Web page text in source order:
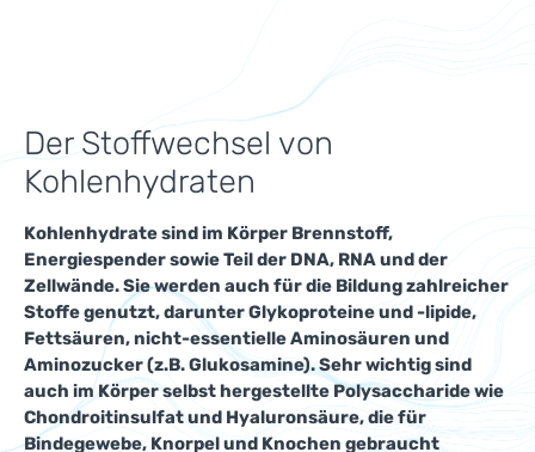
Der Stoffwechsel von
Kohlenhydraten
Kohlenhydrate sind im Körper Brennstoff,
Energiespender sowie Teil der DNA, RNA und der
Zellwände. Sie werden auch für die Bildung zahlreicher
Stoffe genutzt, darunter Glykoproteine und -lipide,
Fettsäuren, nicht-essentielle Aminosäuren und
Aminozucker (z.B. Glukosamine). Sehr wichtig sind
auch im Körper selbst hergestellte Polysaccharide wie
Chondroitinsulfat und Hyaluronsäure, die für
Bindegewebe, Knorpel und Knochen gebraucht